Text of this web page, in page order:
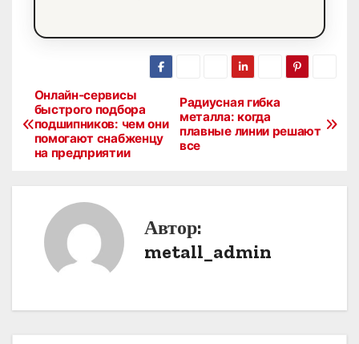
Н
а
Радиусная гибка
металла: когда
плавные линии решают
все
Онлайн‑сервисы
быстрого подбора
подшипников: чем они
помогают снабженцу
на предприятии
Автор:
metall_admin